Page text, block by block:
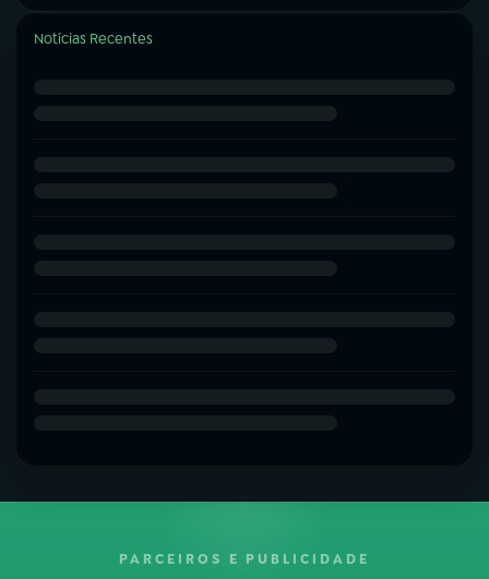
Notícias Recentes
PARCEIROS E PUBLICIDADE